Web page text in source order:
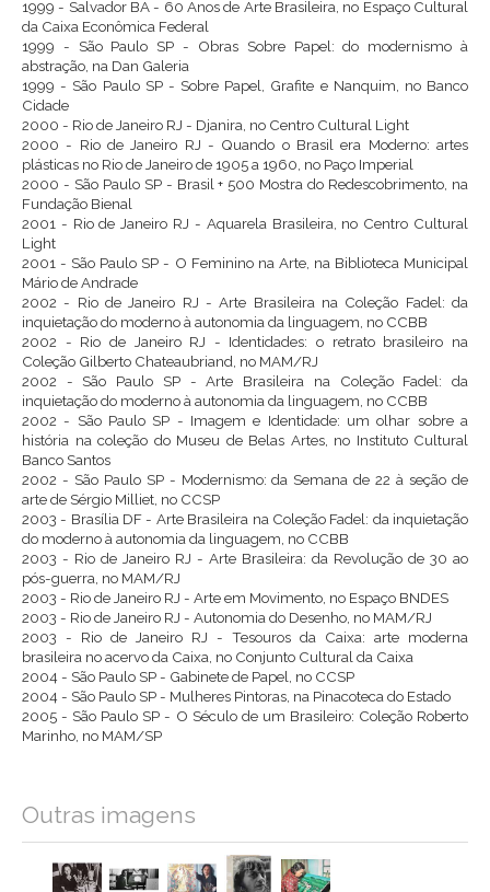
1999 - Salvador BA - 60 Anos de Arte Brasileira, no Espaço Cultural
da Caixa Econômica Federal
1999 - São Paulo SP - Obras Sobre Papel: do modernismo à
abstração, na Dan Galeria
1999 - São Paulo SP - Sobre Papel, Grafite e Nanquim, no Banco
Cidade
2000 - Rio de Janeiro RJ - Djanira, no Centro Cultural Light
2000 - Rio de Janeiro RJ - Quando o Brasil era Moderno: artes
plásticas no Rio de Janeiro de 1905 a 1960, no Paço Imperial
2000 - São Paulo SP - Brasil + 500 Mostra do Redescobrimento, na
Fundação Bienal
2001 - Rio de Janeiro RJ - Aquarela Brasileira, no Centro Cultural
Light
2001 - São Paulo SP - O Feminino na Arte, na Biblioteca Municipal
Mário de Andrade
2002 - Rio de Janeiro RJ - Arte Brasileira na Coleção Fadel: da
inquietação do moderno à autonomia da linguagem, no CCBB
2002 - Rio de Janeiro RJ - Identidades: o retrato brasileiro na
Coleção Gilberto Chateaubriand, no MAM/RJ
2002 - São Paulo SP - Arte Brasileira na Coleção Fadel: da
inquietação do moderno à autonomia da linguagem, no CCBB
2002 - São Paulo SP - Imagem e Identidade: um olhar sobre a
história na coleção do Museu de Belas Artes, no Instituto Cultural
Banco Santos
2002 - São Paulo SP - Modernismo: da Semana de 22 à seção de
arte de Sérgio Milliet, no CCSP
2003 - Brasília DF - Arte Brasileira na Coleção Fadel: da inquietação
do moderno à autonomia da linguagem, no CCBB
2003 - Rio de Janeiro RJ - Arte Brasileira: da Revolução de 30 ao
pós-guerra, no MAM/RJ
2003 - Rio de Janeiro RJ - Arte em Movimento, no Espaço BNDES
2003 - Rio de Janeiro RJ - Autonomia do Desenho, no MAM/RJ
2003 - Rio de Janeiro RJ - Tesouros da Caixa: arte moderna
brasileira no acervo da Caixa, no Conjunto Cultural da Caixa
2004 - São Paulo SP - Gabinete de Papel, no CCSP
2004 - São Paulo SP - Mulheres Pintoras, na Pinacoteca do Estado
2005 - São Paulo SP - O Século de um Brasileiro: Coleção Roberto
Marinho, no MAM/SP
Outras imagens